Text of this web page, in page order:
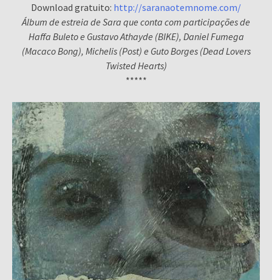
Download gratuito: http://saranaotemnome.com/
Álbum de estreia de Sara que conta com participações de
Haffa Buleto e Gustavo Athayde (BIKE), Daniel Fumega
(Macaco Bong), Michelis (Post) e Guto Borges (Dead Lovers
Twisted Hearts)
*****